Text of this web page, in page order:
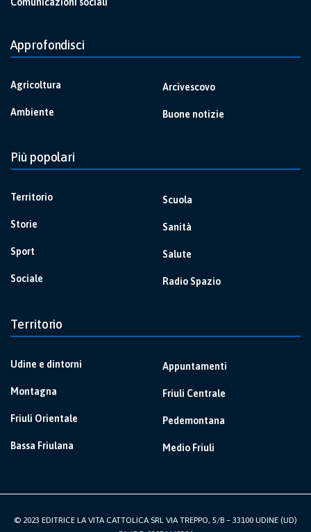
Approfondisci
Agricoltura
Ambiente
Arcivescovo
Buone notizie
Più popolari
Territorio
Storie
Sport
Sociale
Scuola
Sanità
Salute
Radio Spazio
Territorio
Udine e dintorni
Montagna
Friuli Orientale
Bassa Friulana
Appuntamenti
Friuli Centrale
Pedemontana
Medio Friuli
© 2023 EDITRICE LA VITA CATTOLICA SRL VIA TREPPO, 5/B – 33100 UDINE (UD)